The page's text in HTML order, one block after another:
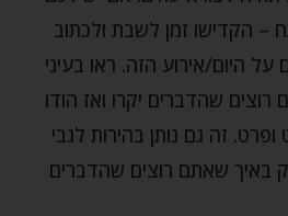
– הקדישו זמן לשבת ולכתוב
היום/אירוע הזה. ראו בעיני
שהדברים יקרו ואז הודו
זה גם נותן בהירות לגבי
שאתם רוצים שהדברים